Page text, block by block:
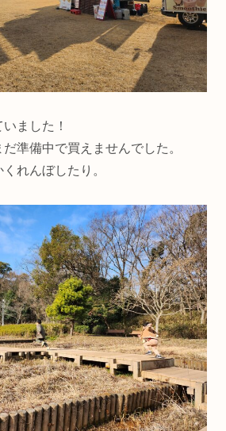
ました！
準備中で買えませんでした。
れんぼしたり。